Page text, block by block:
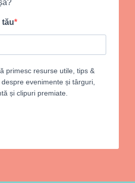
tău
primesc resurse utile, tips &
evenimente și târguri,
și clipuri premiate.